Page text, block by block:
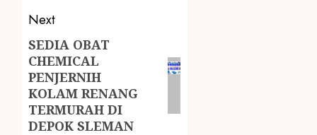
Next
SEDIA OBAT
CHEMICAL
PENJERNIH
KOLAM RENANG
TERMURAH DI
DEPOK SLEMAN